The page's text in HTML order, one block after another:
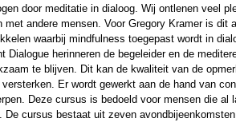
door meditatie in dialoog. Wij ontlenen veel
andere mensen. Voor Gregory Kramer is dit
waarbij mindfulness toegepast wordt in
Dialogue herinneren de begeleider en de
te blijven. Dit kan de kwaliteit van de
Er wordt gewerkt aan de hand van
Deze cursus is bedoeld voor mensen die al
De cursus bestaat uit zeven